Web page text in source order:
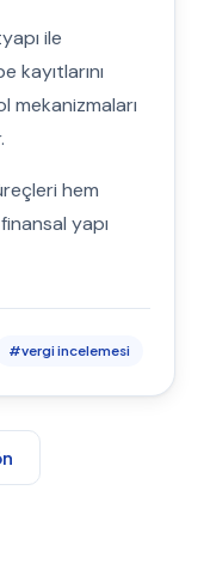
ile
kayıtlarını
hem
yapı
#vergi incelemesi